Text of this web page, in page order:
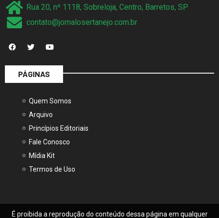
Rua 20, nº 1118, Sobreloja, Centro, Barretos, SP
contato@jornalosertanejo.com.br
PÁGINAS
Quem Somos
Arquivo
Princípios Editoriais
Fale Conosco
Mídia Kit
Termos de Uso
É proibida a reprodução do conteúdo dessa página em qualquer